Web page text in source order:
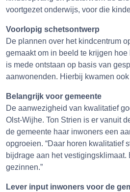
voortgezet onderwijs, voor die
Voorlopig schetsontwerp
De plannen over het kindcentrum
gemaakt om in beeld te krijgen
is mede ontstaan op basis van
aanwonenden. Hierbij kwamen
Belangrijk voor gemeente
De aanwezigheid van kwalitatief
Olst-Wijhe. Ton Strien is er vanuit
de gemeente haar inwoners een
opgroeien. “Daar horen kwalitatief
bijdrage aan het
gezinnen.”
Lever input inwoners voor de